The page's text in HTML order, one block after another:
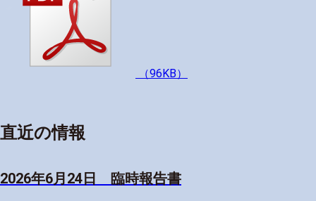
（96KB）
直近の情報
2026年6月24日 臨時報告書